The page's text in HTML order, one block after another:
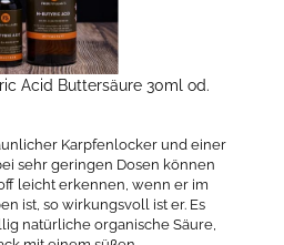
Acid Buttersäure 30ml od.
Karpfenlocker und einer
sehr geringen Dosen können
leicht erkennen, wenn er im
ist, so wirkungsvoll ist er. Es
natürliche organische Säure,